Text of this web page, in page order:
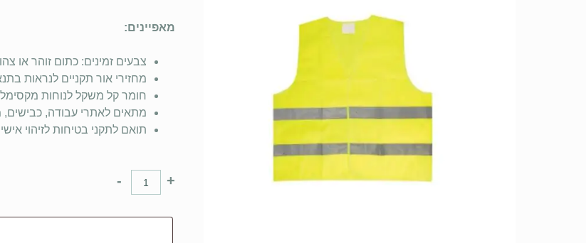
מאפיינים:
צבעים זמינים: כתום זוהר או
מחזירי אור תקניים לנראות
חומר קל משקל לנוחות
מתאים לאתרי עבודה, כבישים,
תואם לתקני בטיחות לזיהוי אישי
+
-